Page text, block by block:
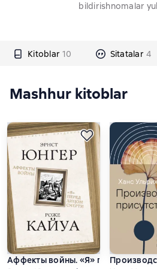
bildirishnomalar
Kitoblar 10 Sitatalar 4
Mashhur kitoblar
Аффекты войны. «Я» перед лицом